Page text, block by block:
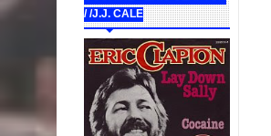
/ /J.J. CALE